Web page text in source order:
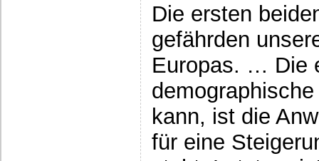
Die ersten
gefährden
Europas. … Die
kann, ist die
für eine